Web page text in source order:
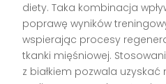
diety. Taka kombinacja
poprawę wyników
wspierając procesy
tkanki mięśniowej.
z białkiem pozwala